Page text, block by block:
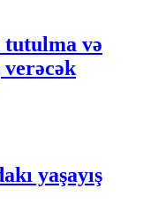
tutulma və
verəcək
yaşayış